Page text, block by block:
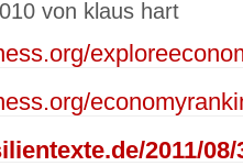
von klaus hart
2011/